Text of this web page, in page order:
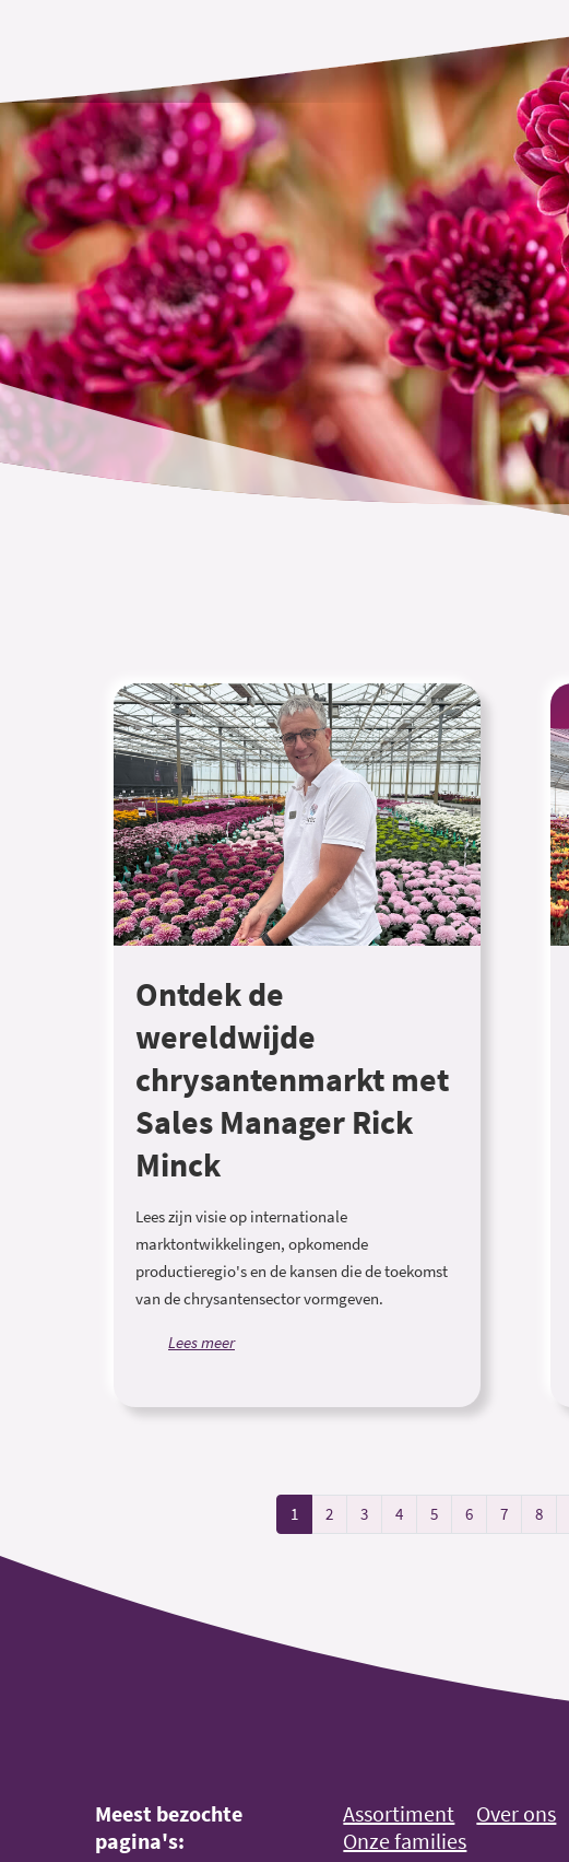
Ontdek de
wereldwijde
chrysantenmarkt met
Sales Manager Rick
Minck
Lees zijn visie op internationale
marktontwikkelingen, opkomende
productieregio's en de kansen die de toekomst
van de chrysantensector vormgeven.
Lees meer
1 2 3 4 5 6 7 8
Meest bezochte
pagina's:
Assortiment Over ons
Onze families